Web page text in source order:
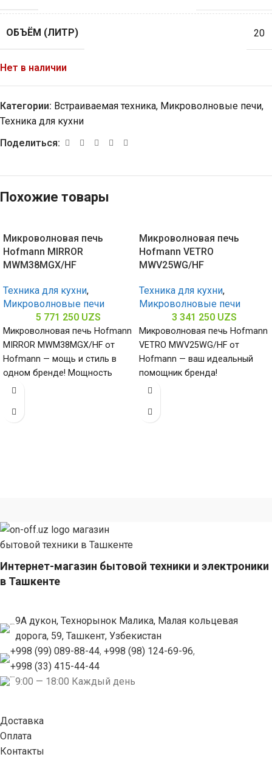
ОБЪЁМ (ЛИТР) 20
Нет в наличии
Категории: Встраиваемая техника, Микроволновые печи,
Техника для кухни
Поделиться:
Похожие товары
Микроволновая печь
Hofmann MIRROR
MWM38MGX/HF
Техника для кухни,
Микроволновые печи
5 771 250 UZS
Микроволновая печь Hofmann
MIRROR MWM38MGX/HF от
Hofmann — мощь и стиль в
одном бренде! Мощность
900/1000 Вт и объем 38
Микроволновая печь
Hofmann VETRO
MWV25WG/HF
Техника для кухни,
Микроволновые печи
3 341 250 UZS
Микроволновая печь Hofmann
VETRO MWV25WG/HF от
Hofmann — ваш идеальный
помощник бренда!
Потребляемая мощность
литров
Интернет-магазин бытовой техники и электроники
в Ташкенте
9А дукон, Технорынок Малика, Малая кольцевая
дорога, 59, Ташкент, Узбекистан
+998 (99) 089-88-44, +998 (98) 124-69-96,
+998 (33) 415-44-44
9:00 — 18:00 Каждый день
Доставка
Оплата
Контакты